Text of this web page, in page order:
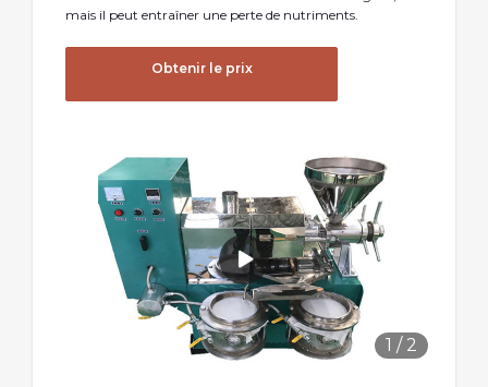
mais il peut entraîner une perte de nutriments.
Obtenir le prix
1 / 2